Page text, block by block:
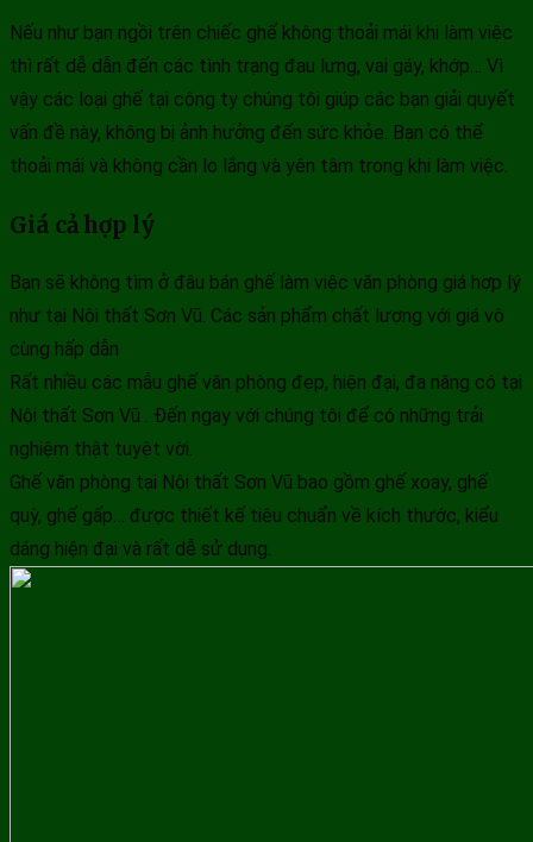
Nếu như bạn ngồi trên chiếc ghế không thoải mái khi làm việc
thì rất dễ dẫn đến các tình trạng đau lưng, vai gáy, khớp… Vì
vậy các loại ghế tại công ty chúng tôi giúp các bạn giải quyết
vấn đề này, không bị ảnh hưởng đến sức khỏe. Bạn có thể
thoải mái và không cần lo lắng và yên tâm trong khi làm việc.
Giá cả hợp lý
Bạn sẽ không tìm ở đâu bán ghế làm việc văn phòng giá hợp lý
như tại Nội thất Sơn Vũ. Các sản phẩm chất lượng với giá vô
cùng hấp dẫn
Rất nhiều các mẫu ghế văn phòng đẹp, hiện đại, đa năng có tại
Nội thất Sơn Vũ . Đến ngay với chúng tôi để có những trải
nghiệm thật tuyệt vời.
Ghế văn phòng tại Nội thất Sơn Vũ bao gồm ghế xoay, ghế
quỳ, ghế gấp… được thiết kế tiêu chuẩn về kích thước, kiểu
dáng hiện đại và rất dễ sử dụng.